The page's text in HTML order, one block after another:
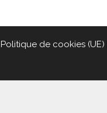
Politique de cookies (UE)